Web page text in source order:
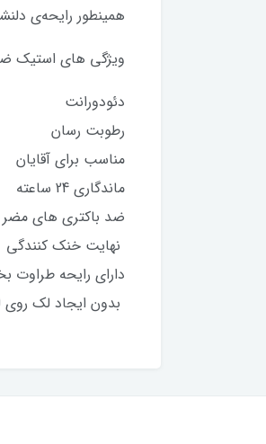
همینطور رایحه‌ی دلنشین این استیک تا 24 ساعت باقی
ویژگی های استیک
دئودورانت
رطوبت رسان
مناسب برای آقایان
ماندگاری 24 ساعته
ضد باکتری های مضر
نهایت خنک کنندگی
دارای رایحه طراوت
بدون ایجاد لک روی